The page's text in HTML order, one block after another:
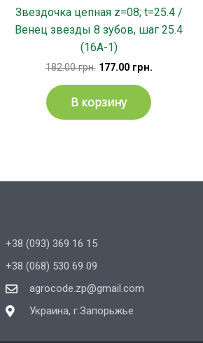
Звездочка цепная z=08; t=25.4 /
Венец звезды 8 зубов, шаг 25.4
(16А-1)
182.00грн. 177.00 грн.
В корзину
+38 (093) 369 16 15
+38 (068) 530 69 09
agrocode.zp@gmail.com
Украина, г.Запорьжье